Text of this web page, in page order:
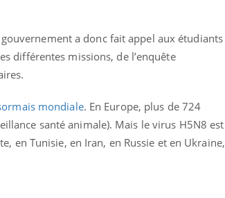
a donc fait appel aux étudiants
différentes missions, de l’enquête
mondiale. En Europe, plus de 724
santé animale). Mais le virus H5N8 est
en Tunisie, en Iran, en Russie et en Ukraine,